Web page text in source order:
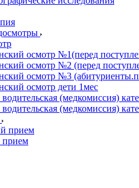
осмотр №1(перед
осмотр №2 (перед
осмотр №3
осмотр дети 1мес
(медкомиссия)
(медкомиссия)
прием
прием